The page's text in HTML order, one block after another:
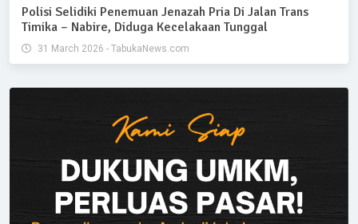
Polisi Selidiki Penemuan Jenazah Pria Di Jalan Trans
Timika – Nabire, Diduga Kecelakaan Tunggal
31 March 2026 - TabukaNews.com